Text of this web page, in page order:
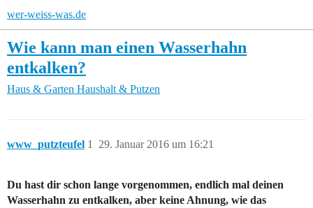
wer-weiss-was.de
Wie kann man einen Wasserhahn
entkalken?
Haus & Garten Haushalt & Putzen
www_putzteufel 29. Januar 2016 um 16:21
1
Du hast dir schon lange vorgenommen, endlich mal deinen
Wasserhahn zu entkalken, aber keine Ahnung, wie das